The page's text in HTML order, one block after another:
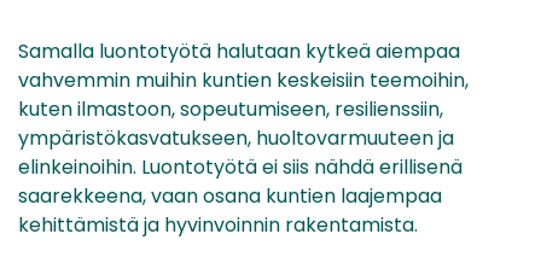
Samalla luontotyötä halutaan kytkeä aiempaa
vahvemmin muihin kuntien keskeisiin teemoihin,
kuten ilmastoon, sopeutumiseen, resilienssiin,
ympäristökasvatukseen, huoltovarmuuteen ja
elinkeinoihin. Luontotyötä ei siis nähdä erillisenä
saarekkeena, vaan osana kuntien laajempaa
kehittämistä ja hyvinvoinnin rakentamista.